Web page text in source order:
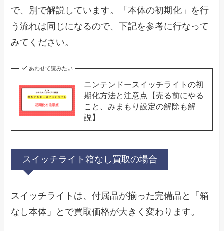
で、別で解説しています。「本体の初期化」を行
う流れは同じになるので、下記を参考に行なって
みてください。
あわせて読みたい
ニンテンドースイッチライトの初
期化方法と注意点【売る前にやる
こと、みまもり設定の解除も解
説】
スイッチライト箱なし買取の場合
スイッチライトは、付属品が揃った完備品と「箱
なし本体」とで買取価格が大きく変わります。